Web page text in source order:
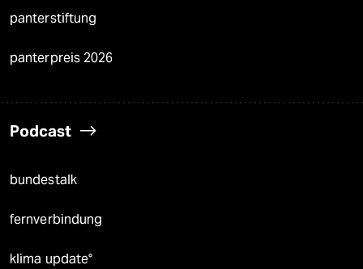
panterstiftung
panterpreis 2026
Podcast
bundestalk
fernverbindung
klima update°